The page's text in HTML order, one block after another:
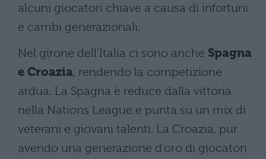
alcuni giocatori chiave a causa di infortuni
e cambi generazionali.
Nel girone dell’Italia ci sono anche Spagna
e Croazia, rendendo la competizione
ardua. La Spagna è reduce dalla vittoria
nella Nations League e punta su un mix di
veterani e giovani talenti. La Croazia, pur
avendo una generazione d’oro di giocatori